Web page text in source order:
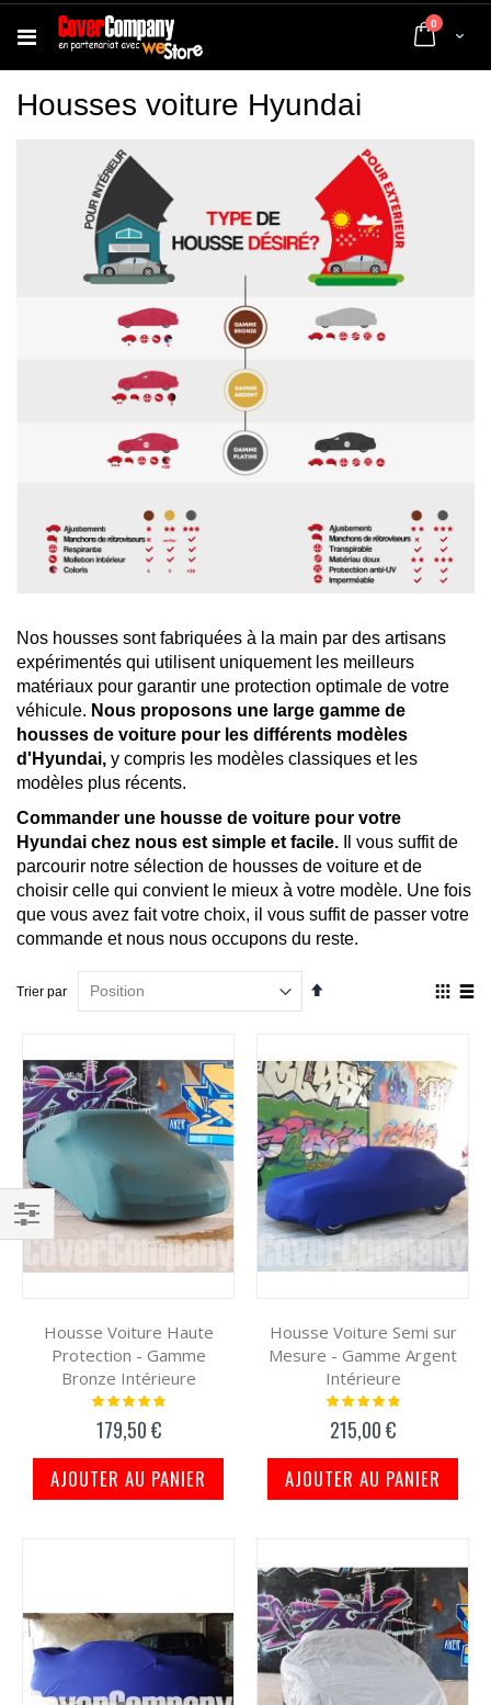
Cart
0 articles
Housses voiture Hyundai
Nos housses sont fabriquées à la main par des artisans
expérimentés qui utilisent uniquement les meilleurs
matériaux pour garantir une protection optimale de votre
véhicule. Nous proposons une large gamme de
housses de voiture pour les différents modèles
d'Hyundai, y compris les modèles classiques et les
modèles plus récents.
Commander une housse de voiture pour votre
Hyundai chez nous est simple et facile. Il vous suffit de
parcourir notre sélection de housses de voiture et de
choisir celle qui convient le mieux à votre modèle. Une fois
que vous avez fait votre choix, il vous suffit de passer votre
commande et nous nous occupons du reste.
Trier par
Par
Housse Voiture Haute
Protection - Gamme
Bronze Intérieure
Notation:
179,50 €
AJOUTER AU PANIER
Housse Voiture Semi sur
Mesure - Gamme Argent
Intérieure
Notation:
215,00 €
AJOUTER AU PANIER
Filtrer
par